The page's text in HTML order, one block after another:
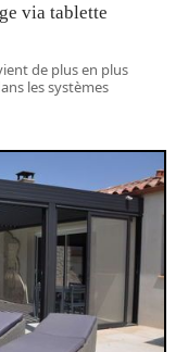
via tablette
de plus en plus
les systèmes